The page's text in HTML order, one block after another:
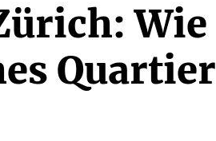
Wie
Quartier